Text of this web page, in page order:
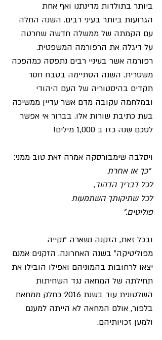
ביותר בתולדות מדינתנו ואף אחת
הגרועות ביותר בעיני רבים. השנה החלה
עם הקמתה של ממשלה חדשה שחרטה
על דיגלה את הרפורמה המשפטית.
רפורמה אשר בעיניי רבים נתפסה כמהפכה
משטרית. השנה הסתיימה בטבח חסר
תקדים בהיסטוריה של העם היהודי
ובמלחמה עקובה מדם אשר עדיין ממשיכה
בעת כתיבת שורות אלו. בברור אי אפשר
לסכם שנה כזו ב 1,000 מילים!
ויסלבה שימבורסקה אמרה זאת טוב ממני:
"כך או אחרת
לכל דבריך הדהוד,
לכל שתיקותך השתמעות
פוליטים."
ובכל זאת, הזקנה נשארה "נקייה
מפוליטיקה" בשנה האחרונה. הזקנים אמנם
יצאו לרחובות בהמוניהם ואפילו הובילו את
תחילתה של המחאה נגד השחיתות
השלטונית עוד בשנת 2016 כחלק ממחאת
בלפור, אולם המחאה לא הייתה למענם
ולמען זכויותיהם.